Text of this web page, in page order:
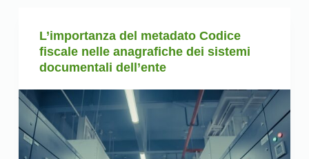
L’importanza del metadato Codice
fiscale nelle anagrafiche dei sistemi
documentali dell’ente